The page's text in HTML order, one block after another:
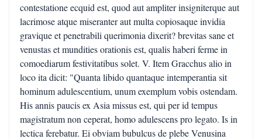
contestatione ecquid est, quod aut ampliter insigniterque aut
lacrimose atque miseranter aut multa copiosaque invidia
gravique et penetrabili querimonia dixerit? brevitas sane et
venustas et mundities orationis est, qualis haberi ferme in
comoediarum festivitatibus solet. V. Item Gracchus alio in
loco ita dicit: "Quanta libido quantaque intemperantia sit
hominum adulescentium, unum exemplum vobis ostendam.
His annis paucis ex Asia missus est, qui per id tempus
magistratum non ceperat, homo adulescens pro legato. Is in
lectica ferebatur. Ei obviam bubulcus de plebe Venusina